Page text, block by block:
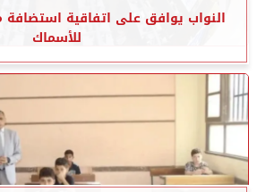
النواب يوافق على اتفاقية استضافة
للأسماك